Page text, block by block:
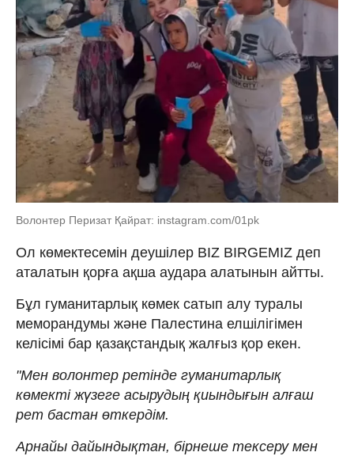
Волонтер Перизат Қайрат: instagram.com/01pk
Ол көмектесемін деушілер BIZ BIRGEMIZ деп
аталатын қорға ақша аудара алатынын айтты.
Бұл гуманитарлық көмек сатып алу туралы
меморандумы және Палестина елшілігімен
келісімі бар қазақстандық жалғыз қор екен.
"Мен волонтер ретінде гуманитарлық
көмекті жүзеге асырудың қиындығын алғаш
рет бастан өткердім.
Арнайы дайындықтан, бірнеше тексеру мен